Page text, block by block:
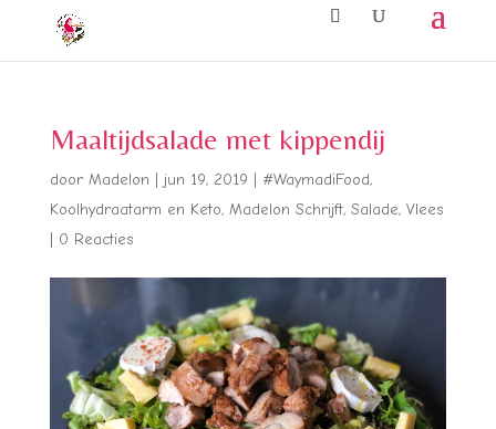
Maaltijdsalade met kippendij
door Madelon jun 19, 2019 #WaymadiFood,
Koolhydraatarm en Keto, Madelon Schrijft, Salade, Vlees
0 Reacties